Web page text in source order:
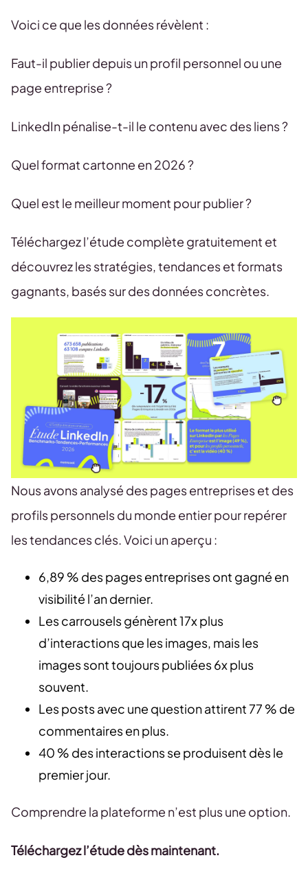
Voici ce que les données révèlent :
Faut-il publier depuis un profil personnel ou une
page entreprise ?
LinkedIn pénalise-t-il le contenu avec des liens ?
Quel format cartonne en 2026 ?
Quel est le meilleur moment pour publier ?
Téléchargez l’étude complète gratuitement et
découvrez les stratégies, tendances et formats
gagnants, basés sur des données concrètes.
Nous avons analysé des pages entreprises et des
profils personnels du monde entier pour repérer
les tendances clés. Voici un aperçu :
6,89 % des pages entreprises ont gagné en
visibilité l’an dernier.
Les carrousels génèrent 17x plus
d’interactions que les images, mais les
images sont toujours publiées 6x plus
souvent.
Les posts avec une question attirent 77 % de
commentaires en plus.
40 % des interactions se produisent dès le
premier jour.
Comprendre la plateforme n’est plus une option.
Téléchargez l’étude dès maintenant.